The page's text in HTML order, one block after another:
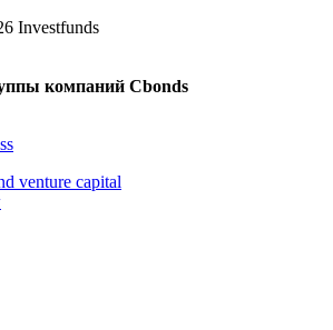
Investfunds
компаний Cbonds
venture capital